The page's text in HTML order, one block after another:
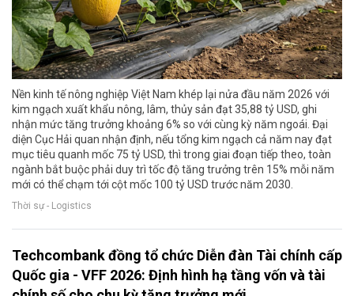
Nền kinh tế nông nghiệp Việt Nam khép lại nửa đầu năm 2026 với
kim ngạch xuất khẩu nông, lâm, thủy sản đạt 35,88 tỷ USD, ghi
nhận mức tăng trưởng khoảng 6% so với cùng kỳ năm ngoái. Đại
diện Cục Hải quan nhận định, nếu tổng kim ngạch cả năm nay đạt
mục tiêu quanh mốc 75 tỷ USD, thì trong giai đoạn tiếp theo, toàn
ngành bắt buộc phải duy trì tốc độ tăng trưởng trên 15% mỗi năm
mới có thể chạm tới cột mốc 100 tỷ USD trước năm 2030.
Thời sự - Logistics
Techcombank đồng tổ chức Diễn đàn Tài chính cấp
Quốc gia - VFF 2026: Định hình hạ tầng vốn và tài